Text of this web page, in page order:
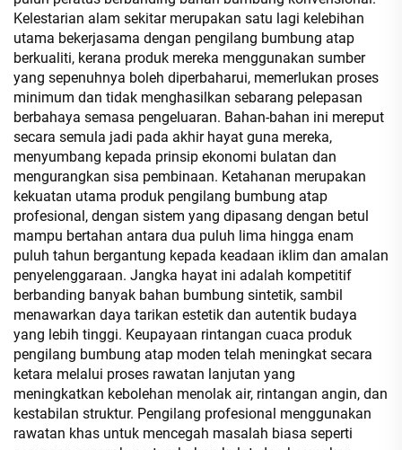
Kelestarian alam sekitar merupakan satu lagi kelebihan
utama bekerjasama dengan pengilang bumbung atap
berkualiti, kerana produk mereka menggunakan sumber
yang sepenuhnya boleh diperbaharui, memerlukan proses
minimum dan tidak menghasilkan sebarang pelepasan
berbahaya semasa pengeluaran. Bahan-bahan ini mereput
secara semula jadi pada akhir hayat guna mereka,
menyumbang kepada prinsip ekonomi bulatan dan
mengurangkan sisa pembinaan. Ketahanan merupakan
kekuatan utama produk pengilang bumbung atap
profesional, dengan sistem yang dipasang dengan betul
mampu bertahan antara dua puluh lima hingga enam
puluh tahun bergantung kepada keadaan iklim dan amalan
penyelenggaraan. Jangka hayat ini adalah kompetitif
berbanding banyak bahan bumbung sintetik, sambil
menawarkan daya tarikan estetik dan autentik budaya
yang lebih tinggi. Keupayaan rintangan cuaca produk
pengilang bumbung atap moden telah meningkat secara
ketara melalui proses rawatan lanjutan yang
meningkatkan kebolehan menolak air, rintangan angin, dan
kestabilan struktur. Pengilang profesional menggunakan
rawatan khas untuk mencegah masalah biasa seperti